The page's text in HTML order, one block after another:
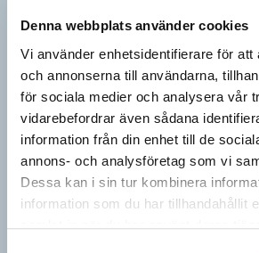
Denna webbplats använder cookies
Vi använder enhetsidentifierare för att
och annonserna till användarna,
för sociala medier och analysera vår
vidarebefordrar även sådana
information från din enhet till de
annons- och analysföretag som vi
Dessa kan i sin tur kombinera
information som du har tillhandahållit
samlat in när du har använt deras
Berättelsen är nu ett
Narrativ, ’berättelse; subjektivt färgad
nykomlingarna i 2026 års upplaga av
ordlista, SAOL. Som adjektiv har narrativ,